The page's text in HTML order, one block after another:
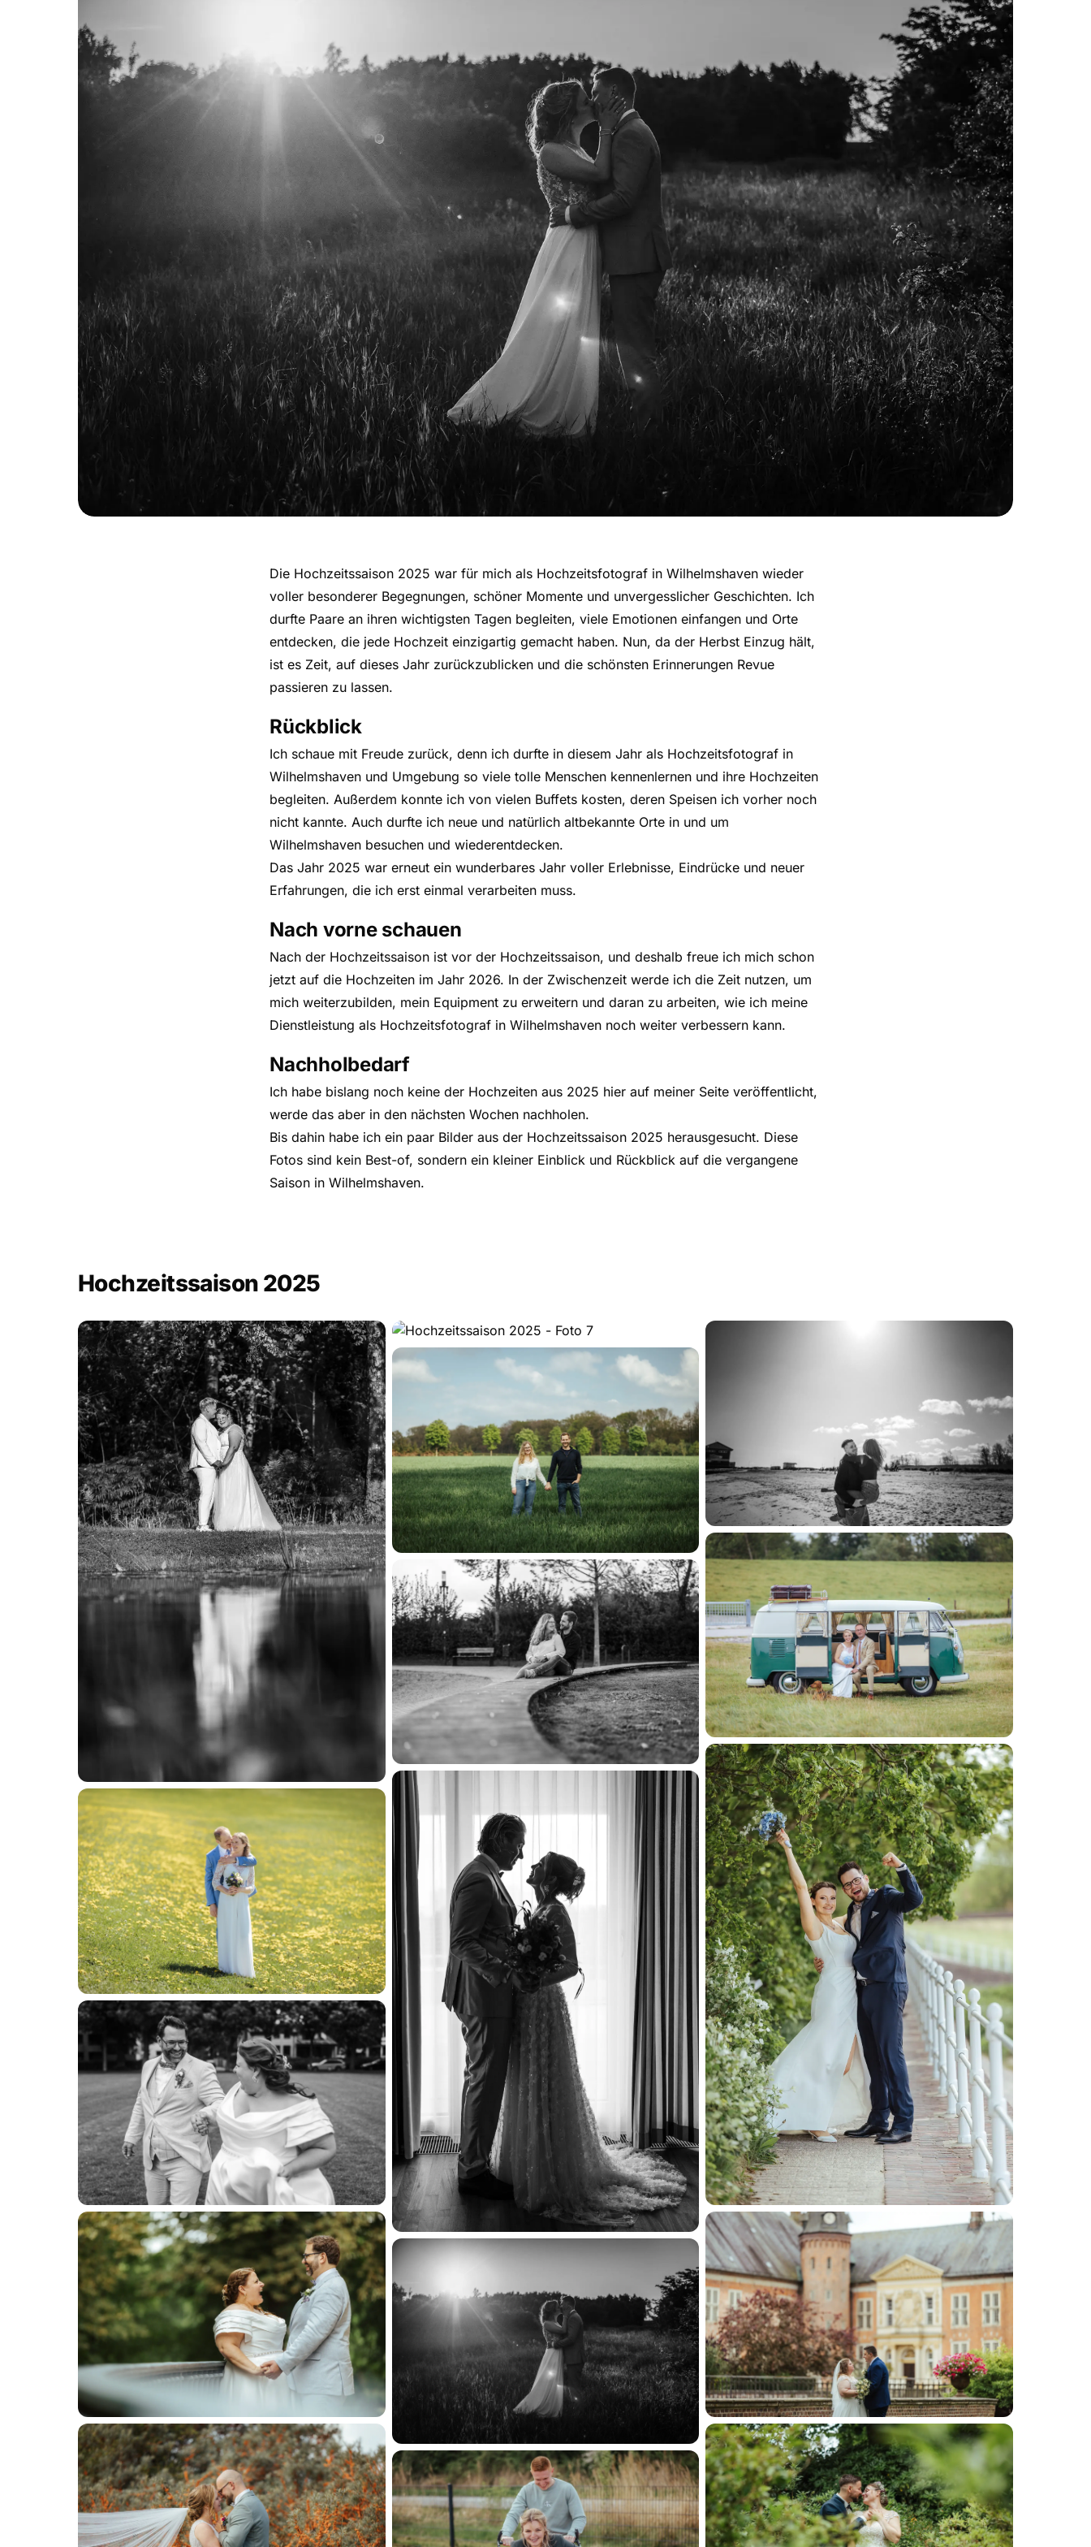
Die Hochzeitssaison 2025 war für mich als Hochzeitsfotograf in Wilhelmshaven wieder
voller besonderer Begegnungen, schöner Momente und unvergesslicher Geschichten. Ich
durfte Paare an ihren wichtigsten Tagen begleiten, viele Emotionen einfangen und Orte
entdecken, die jede Hochzeit einzigartig gemacht haben. Nun, da der Herbst Einzug hält,
ist es Zeit, auf dieses Jahr zurückzublicken und die schönsten Erinnerungen Revue
passieren zu lassen.
Rückblick
Ich schaue mit Freude zurück, denn ich durfte in diesem Jahr als Hochzeitsfotograf in
Wilhelmshaven und Umgebung so viele tolle Menschen kennenlernen und ihre Hochzeiten
begleiten. Außerdem konnte ich von vielen Buffets kosten, deren Speisen ich vorher noch
nicht kannte. Auch durfte ich neue und natürlich altbekannte Orte in und um
Wilhelmshaven besuchen und wiederentdecken.
Das Jahr 2025 war erneut ein wunderbares Jahr voller Erlebnisse, Eindrücke und neuer
Erfahrungen, die ich erst einmal verarbeiten muss.
Nach vorne schauen
Nach der Hochzeitssaison ist vor der Hochzeitssaison, und deshalb freue ich mich schon
jetzt auf die Hochzeiten im Jahr 2026. In der Zwischenzeit werde ich die Zeit nutzen, um
mich weiterzubilden, mein Equipment zu erweitern und daran zu arbeiten, wie ich meine
Dienstleistung als Hochzeitsfotograf in Wilhelmshaven noch weiter verbessern kann.
Nachholbedarf
Ich habe bislang noch keine der Hochzeiten aus 2025 hier auf meiner Seite veröffentlicht,
werde das aber in den nächsten Wochen nachholen.
Bis dahin habe ich ein paar Bilder aus der Hochzeitssaison 2025 herausgesucht. Diese
Fotos sind kein Best-of, sondern ein kleiner Einblick und Rückblick auf die vergangene
Saison in Wilhelmshaven.
Hochzeitssaison 2025